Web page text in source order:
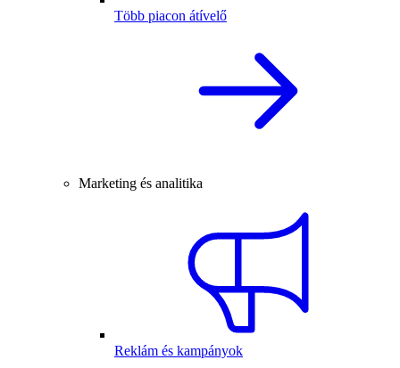
Több piacon átívelő
Marketing és analitika
Reklám és kampányok